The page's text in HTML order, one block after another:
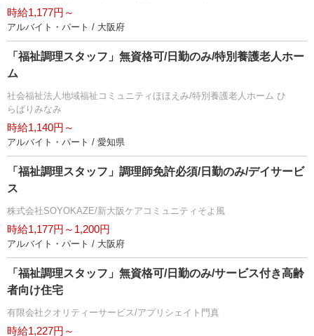
時給1,177円～
アルバイト・パート / 大阪府
「福祉調理スタッフ」無資格可/日勤のみ/特別養護老人ホー
ム
社会福祉法人地域福祉コミュニティほほえみ/特別養護老人ホーム ひ
らばりみなみ
時給1,140円～
アルバイト・パート / 愛知県
「福祉調理スタッフ」調理師免許必須/日勤のみ/デイサービ
ス
株式会社SOYOKAZE/新大阪ケアコミュニティそよ風
時給1,177円～1,200円
アルバイト・パート / 大阪府
「福祉調理スタッフ」無資格可/日勤のみ/サービス付き高齢
者向け住宅
有限会社クオリティーサービス/アプリシェイト門真
時給1,227円～